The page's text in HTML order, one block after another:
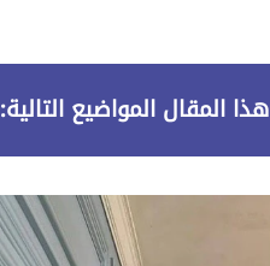
المقال المواضيع التالية: